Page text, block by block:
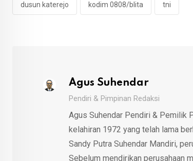
dusun katerejo kodim 0808/blita tni
Agus Suhendar
Pendiri & Pimpinan Redaksi
Agus Suhendar Pendiri & Pemilik
kelahiran 1972 yang telah lama
Sandy Putra Suhendar Mandiri,
Sebelum mendirikan perusahaan